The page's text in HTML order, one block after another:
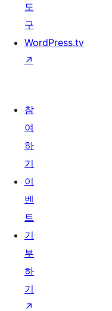
도
구
WordPress.tv
↗
참
여
하
기
이
벤
트
기
부
하
기
↗